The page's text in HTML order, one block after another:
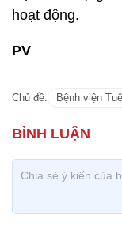
hoạt động.
PV
Chủ đề: Bệnh viện